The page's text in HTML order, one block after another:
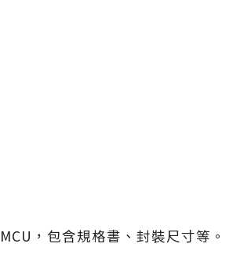
，包含規格書、封裝尺寸等。